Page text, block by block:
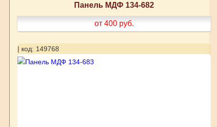
Панель МДФ 134-682
от 400 руб.
| код: 149768